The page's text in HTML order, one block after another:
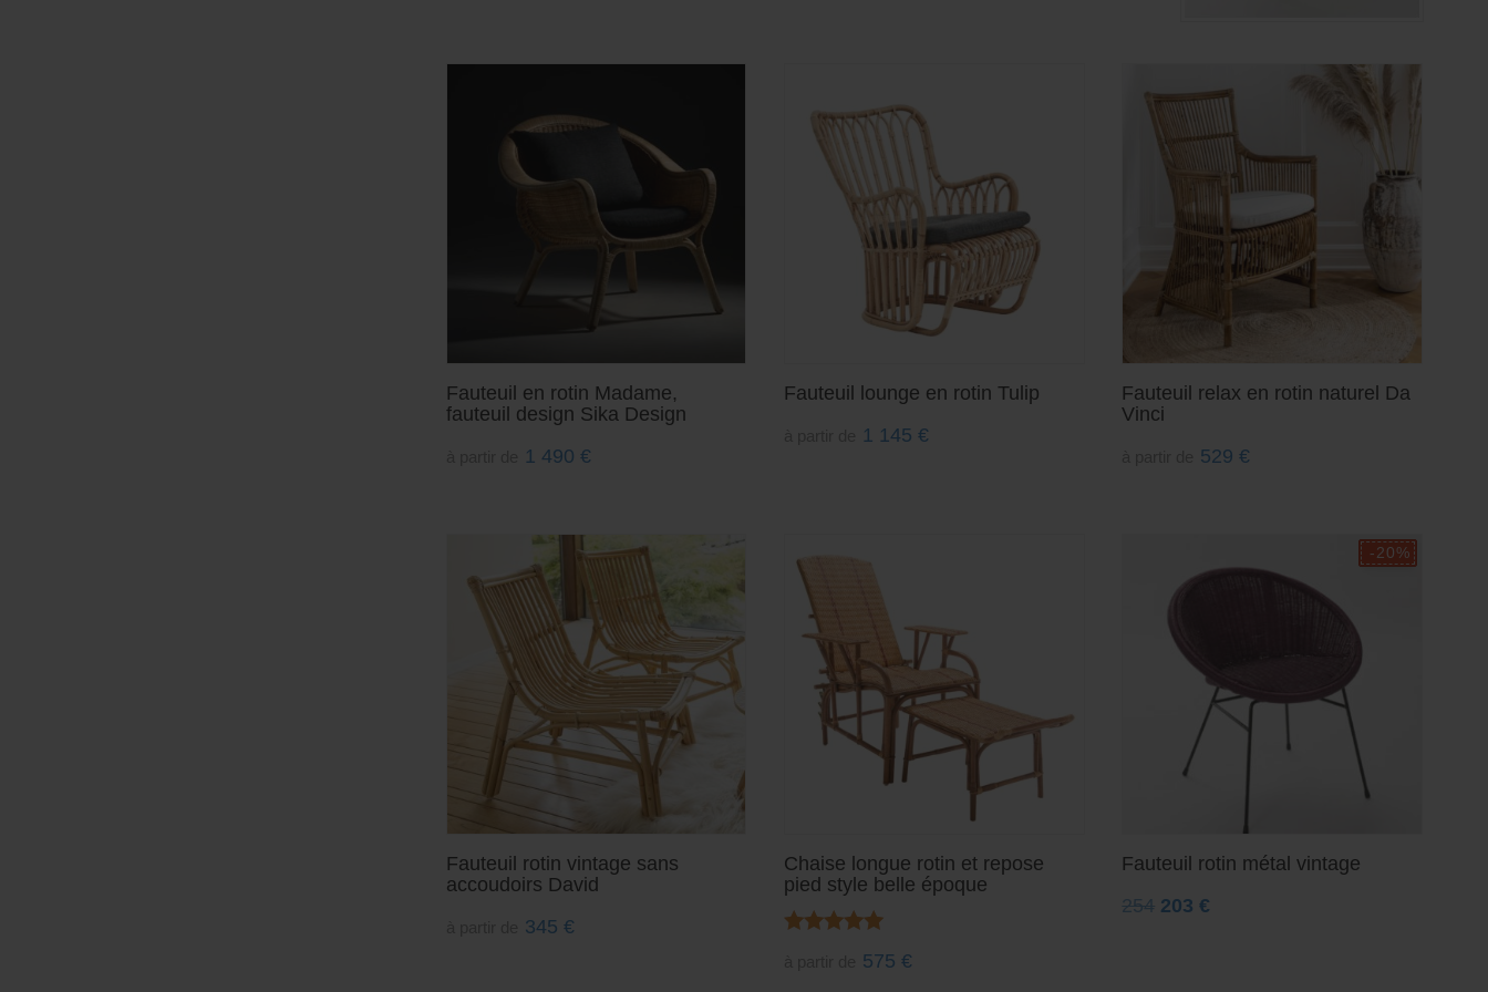
Fauteuil en rotin Madame,
fauteuil design Sika Design
1 490 €
Fauteuil lounge en rotin Tulip
1 145 €
Fauteuil relax en rotin naturel Da
Vinci
529€
Fauteuil rotin vintage sans
accoudoirs David
345 €
Chaise longue rotin et repose
pied style belle époque
575 €
Fauteuil rotin métal vintage
254 203€